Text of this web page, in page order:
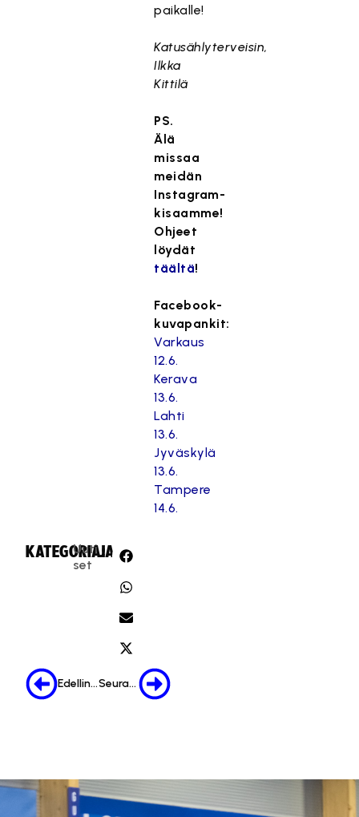
paikalle!
Katusählyterveisin,
Ilkka
Kittilä
PS.
Älä
missaa
meidän
Instagram-
kisaamme!
Ohjeet
löydät
täältä!
Facebook-
kuvapankit:
Varkaus
12.6.
Kerava
13.6.
Lahti
13.6.
Jyväskylä
13.6.
Tampere
14.6.
KATEGORIA:
Uuti
set
JAA:
Edellinen Seuraava